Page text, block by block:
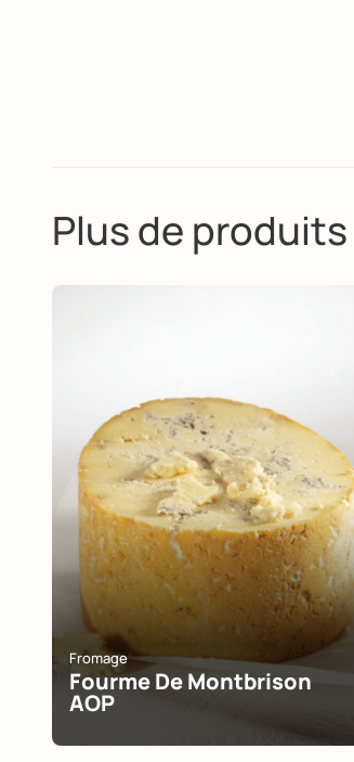
Plus de produits
Fromage
Fourme De Montbrison
AOP